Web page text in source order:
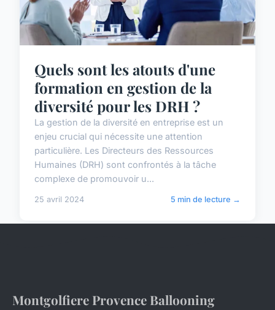
Quels sont les atouts d'une
formation en gestion de la
diversité pour les DRH ?
La gestion de la diversité en entreprise est un
enjeu crucial qui nécessite une attention
particulière. Les Directeurs des Ressources
Humaines (DRH) sont confrontés à la tâche
complexe de promouvoir u...
25 avril 2024 5 min de lecture →
Montgolfiere Provence Ballooning